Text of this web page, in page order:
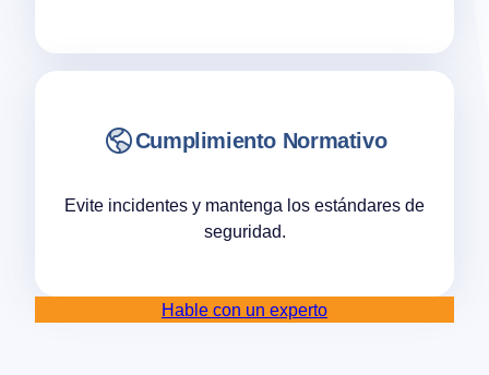
Cumplimiento Normativo
Evite incidentes y mantenga los estándares de
seguridad.
Hable con un experto